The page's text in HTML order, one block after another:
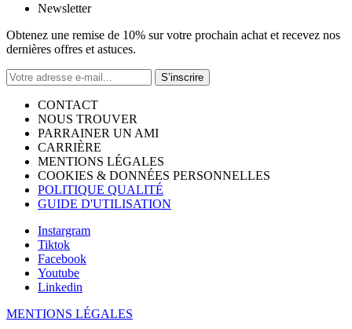
Newsletter
Obtenez une remise de 10% sur votre prochain achat et recevez nos
dernières offres et astuces.
S’inscrire
CONTACT
NOUS TROUVER
PARRAINER UN AMI
CARRIÈRE
MENTIONS LÉGALES
COOKIES & DONNÉES PERSONNELLES
POLITIQUE QUALITÉ
GUIDE D'UTILISATION
Instargram
Tiktok
Facebook
Youtube
Linkedin
MENTIONS LÉGALES